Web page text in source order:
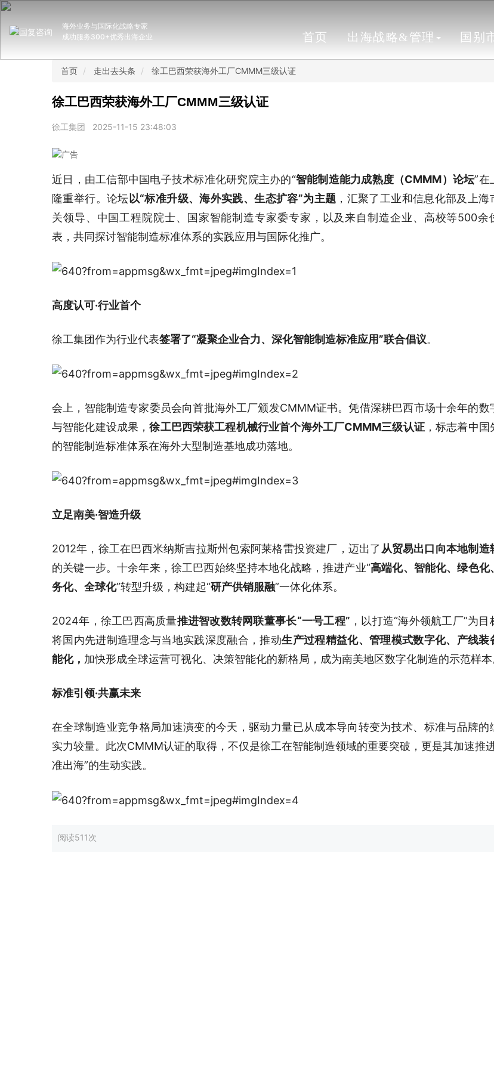
海外业务与国际化战略专家
成功服务300+优秀出海企业
首页 出海战略&管理 国别
首页 走出去头条 徐工巴西荣获海外工厂CMMM三级认证
徐工巴西荣获海外工厂CMMM三级认证
徐工集团 2025-11-15 23:48:03
近日，由工信部中国电子技术标准化研究院主办的“智能制造能力成熟度（CMMM）论坛”在
隆重举行。论坛以“标准升级、海外实践、生态扩容”为主题 ，汇聚了工业和信息化部及上海
关领导、中国工程院院士、国家智能制造专家委专家，以及来自制造企业、高校等500余
表，共同探讨智能制造标准体系的实践应用与国际化推广。
高度认可·行业首个
徐工集团作为行业代表签署了“凝聚企业合力、深化智能制造标准应用”联合倡议。
会上，智能制造专家委员会向首批海外工厂颁发CMMM证书。凭借深耕巴西市场十余年的数
与智能化建设成果，徐工巴西荣获工程机械行业首个海外工厂CMMM三级认证，标志着中国
的智能制造标准体系在海外大型制造基地成功落地。
立足南美·智造升级
2012年，徐工在巴西米纳斯吉拉斯州包索阿莱格雷投资建厂，迈出了从贸易出口向本地制造
的关键一步。十余年来，徐工巴西始终坚持本地化战略，推进产业“高端化、智能化、绿色化
务化、全球化”转型升级，构建起“研产供销服融”一体化体系。
2024年，徐工巴西高质量推进智改数转网联董事长“一号工程” ，以打造“海外领航工厂”为目
将国内先进制造理念与当地实践深度融合，推动生产过程精益化、管理模式数字化、产线装
能化， 加快形成全球运营可视化、决策智能化的新格局，成为南美地区数字化制造的示范样本
标准引领·共赢未来
在全球制造业竞争格局加速演变的今天，驱动力量已从成本导向转变为技术、标准与品牌的
实力较量。此次CMMM认证的取得，不仅是徐工在智能制造领域的重要突破，更是其加速推
准出海”的生动实践。
阅读511次